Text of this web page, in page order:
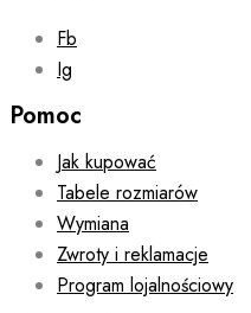
Fb
Ig
Pomoc
Jak kupować
Tabele rozmiarów
Wymiana
Zwroty i reklamacje
Program lojalnościowy